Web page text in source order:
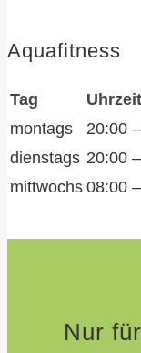
Aquafitness
Tag
Uhrzeit
montags
20:00
dienstags 20:00
mittwochs 08:00
Nur